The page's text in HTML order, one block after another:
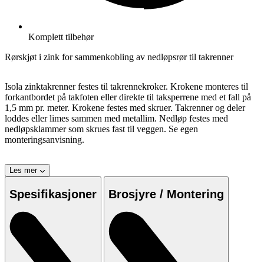
Komplett tilbehør
Rørskjøt i zink for sammenkobling av nedløpsrør til takrenner
Isola zinktakrenner festes til takrennekroker. Krokene monteres til
forkantbordet på takfoten eller direkte til taksperrene med et fall på
1,5 mm pr. meter. Krokene festes med skruer. Takrenner og deler
loddes eller limes sammen med metallim. Nedløp festes med
nedløpsklammer som skrues fast til veggen. Se egen
monteringsanvisning.
Les mer
Spesifikasjoner Brosjyre / Montering